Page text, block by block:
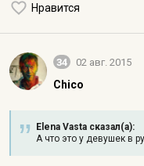
Нравится
34 02 авг. 2015
Chico
Elena Vasta сказал(а):
А что это у девушек в